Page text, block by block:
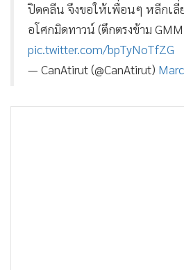
ปิดคลีน จึงขอให้เพื่อนๆ หลีกเลี่
อโศกมิดทาวน์ (ตึกตรงข้าม
pic.twitter.com/bpTyNoTfZG
— CanAtirut (@CanAtirut)